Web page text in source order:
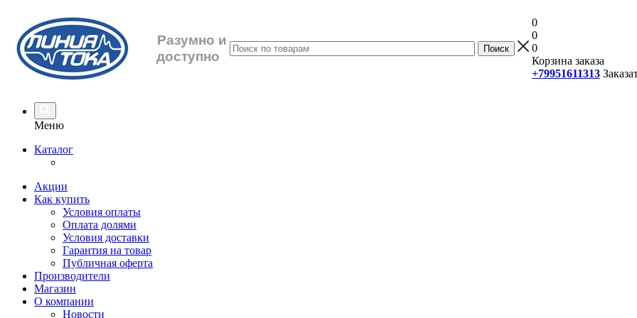
Разумно и
доступно
0
0
0
Корзина заказа
+79951611313
Меню
Каталог
Акции
Как купить
Условия оплаты
Оплата долями
Условия доставки
Гарантия на товар
Публичная оферта
Производители
Магазин
О компании
Новости